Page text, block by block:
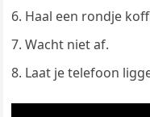
Haal een rondje
Wacht niet af.
Laat je telefoon